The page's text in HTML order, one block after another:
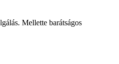
Mellette barátságos